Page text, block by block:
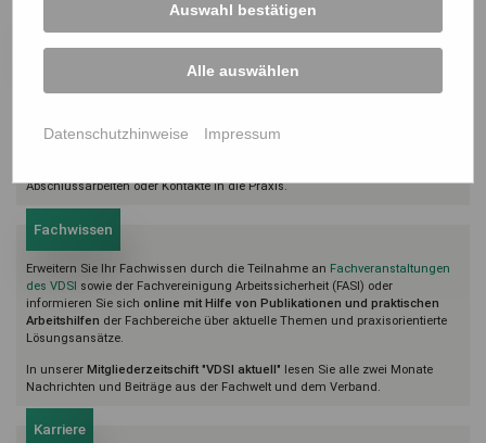
Starthilfe für Studierende und Sifa in Ausbildung
Sie studieren oder sind Sifa in Ausbildung? Dann beteiligen Sie sich an der
Abschlussarbeiten oder Kontakte in die Praxis.
Fachwissen
Erweitern Sie Ihr Fachwissen durch die Teilnahme an Fachveranstaltungen
des VDSI sowie der Fachvereinigung Arbeitssicherheit (FASI) oder
informieren Sie sich online mit Hilfe von Publikationen und praktischen
Arbeitshilfen der Fachbereiche über aktuelle Themen und praxisorientierte
Lösungsansätze.
In unserer Mitgliederzeitschift "VDSI aktuell" lesen Sie alle zwei Monate
Nachrichten und Beiträge aus der Fachwelt und dem Verband.
Karriere
Auswahl bestätigen
Alle auswählen
Datenschutzhinweise Impressum